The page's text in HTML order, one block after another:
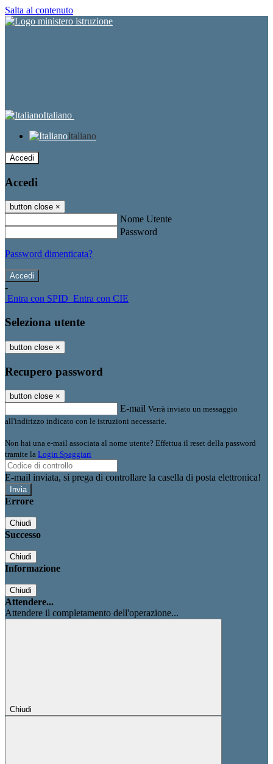
Salta al contenuto
Italiano
Italiano
Accedi
Accedi
button close ×
Nome Utente
Password
Password dimenticata?
-
Entra con SPID Entra con CIE
Seleziona utente
button close ×
Recupero password
button close ×
E-mail Verrà inviato un messaggio
all'indirizzo indicato con le istruzioni necessarie.
Non hai una e-mail associata al nome utente? Effettua il reset della password
tramite la Login Spaggiari
E-mail inviata, si prega di controllare la casella di posta elettronica!
Errore
Chiudi
Successo
Chiudi
Informazione
Chiudi
Attendere...
Attendere il completamento dell'operazione...
Chiudi